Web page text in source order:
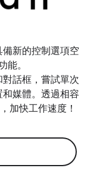
新的控制選項空
能。
話框，嘗試單次
媒體。透過相容
加快工作速度！